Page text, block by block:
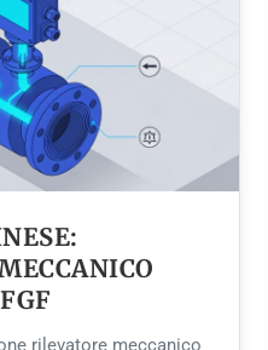
rilevatore meccanico